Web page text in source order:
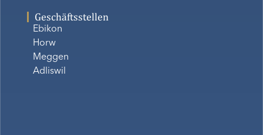
Geschäftsstellen
Ebikon
Horw
Meggen
Adliswil